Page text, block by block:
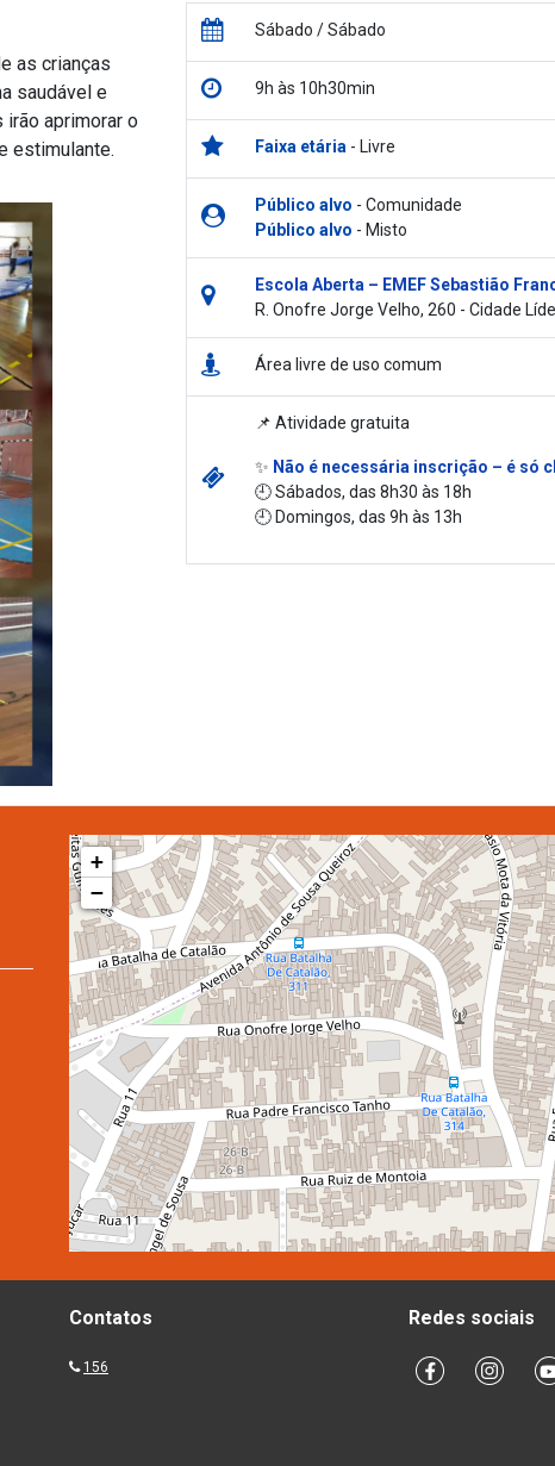
as crianças
saudável e
aprimorar o
estimulante.
Sábado / Sábado
9h às 10h30min
Faixa etária- Livre
Público alvo - Comunidade
Público alvo - Misto
Escola Aberta – EMEF Sebastião
R. Onofre Jorge Velho, 260 - Cidade
Área livre de uso comum
📌 Atividade gratuita
✨ Não é necessária inscrição – é só
🕘 Sábados, das 8h30 às 18h
🕘 Domingos, das 9h às 13h
+
−
Contatos
156
Redes sociais